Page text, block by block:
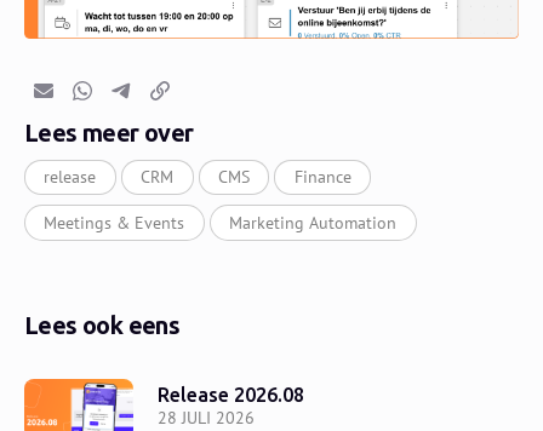
E-mailWhatsapp
TelegramKopieer link
Lees meer over
release CRM CMS Finance
Meetings & Events Marketing Automation
Lees ook eens
28 JULI 2026
Release 2026.08